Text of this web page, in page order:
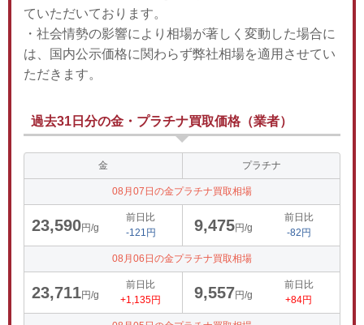
ていただいております。
・社会情勢の影響により相場が著しく変動した場合に
は、国内公示価格に関わらず弊社相場を適用させてい
ただきます。
過去31日分の金・プラチナ買取価格（業者）
金 プラチナ
08月07日の金プラチナ買取相場
23,590円/g
前日比
-121円
9,475円/g
前日比
-82円
08月06日の金プラチナ買取相場
23,711円/g
前日比
+1,135円
9,557円/g
前日比
+84円